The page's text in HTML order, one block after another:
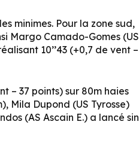
minimes. Pour la zone sud,
Margo Camado-Gomes (US
10’’43 (+0,7 de vent –
– 37 points) sur 80m haies
Mila Dupond (US Tyrosse)
(AS Ascain E.) a lancé sin